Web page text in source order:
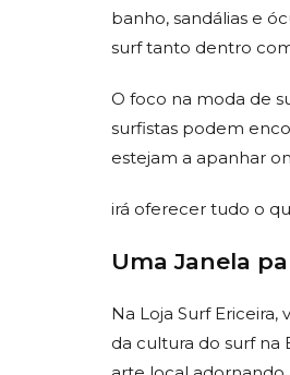
banho, sandálias e
surf tanto dentro
O foco na moda de
surfistas podem
estejam a apanhar
irá oferecer tudo o
Uma Janela
Na Loja Surf
da cultura do surf na